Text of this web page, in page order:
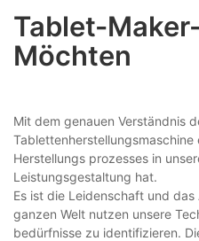
Tablet-
Möchten
Mit dem genauen Verständnis
Herstellungs prozesses in
Leistungsgestaltung hat.
Es ist die Leidenschaft und
ganzen Welt nutzen unsere
bedürfnisse zu identifizieren.